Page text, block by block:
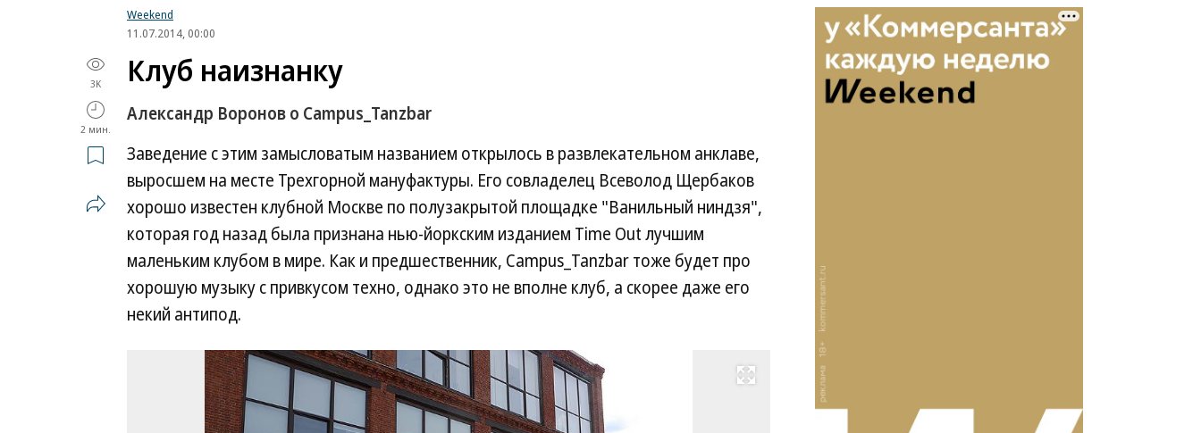
Weekend
11.07.2014, 00:00
3K
2 мин.
Клуб наизнанку
Александр Воронов о Campus_Tanzbar
Заведение с этим замысловатым названием открылось в развлекательном анклаве,
выросшем на месте Трехгорной мануфактуры. Его совладелец Всеволод Щербаков
хорошо известен клубной Москве по полузакрытой площадке "Ванильный ниндзя",
которая год назад была признана нью-йоркским изданием Time Out лучшим
маленьким клубом в мире. Как и предшественник, Campus_Tanzbar тоже будет про
хорошую музыку с привкусом техно, однако это не вполне клуб, а скорее даже его
некий антипод.
Развернуть на весь экран